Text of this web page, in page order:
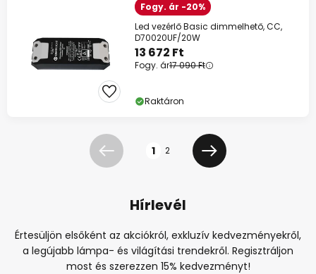
Fogy. ár -20%
Led vezérlő Basic dimmelhető, CC,
D70020UF/20W
13 672 Ft
Fogy. ár17 090 Ft
Raktáron
Előző 1 2
Következő
Hírlevél
Értesüljön elsőként az akciókról, exkluzív kedvezményekről,
a legújabb lámpa- és világítási trendekről. Regisztráljon
most és szerezzen 15% kedvezményt!